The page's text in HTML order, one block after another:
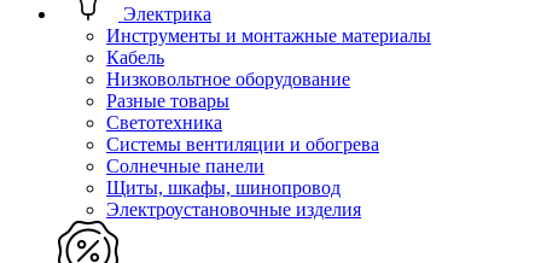
Электрика
Инструменты и монтажные материалы
Кабель
Низковольтное оборудование
Разные товары
Светотехника
Системы вентиляции и обогрева
Солнечные панели
Щиты, шкафы, шинопровод
Электроустановочные изделия